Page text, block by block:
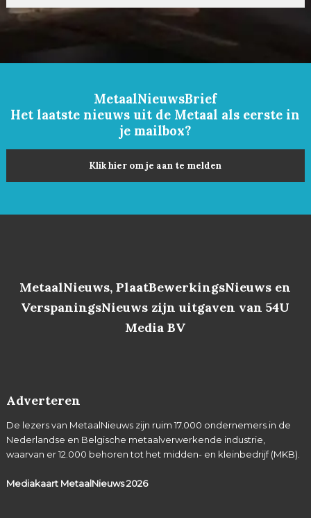
MetaalNieuwsBrief
Het laatste nieuws uit de Metaal als eerste in
je mailbox?
Klik hier om je aan te melden
MetaalNieuws, PlaatBewerkingsNieuws en
VerspaningsNieuws zijn uitgaven van 54U
Media BV
Adverteren
De lezers van MetaalNieuws zijn ruim 17.000 ondernemers in de
Nederlandse en Belgische metaalverwerkende industrie,
waarvan er 12.000 behoren tot het midden- en kleinbedrijf (MKB).
Mediakaart MetaalNieuws2026